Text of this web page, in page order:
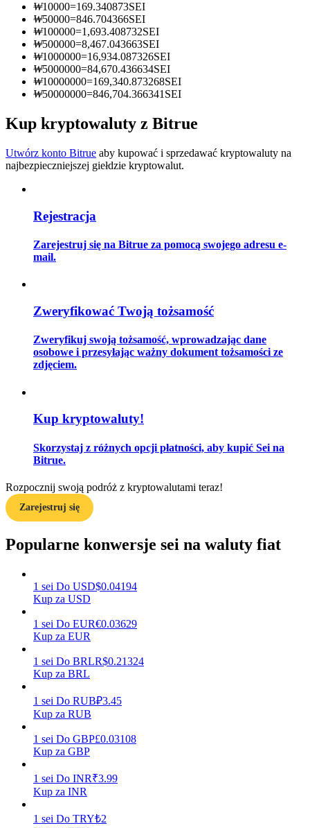
Informacja
Analiza Big Data, w tym informacje handlowe itp.
Przewodnik dla początkujących dotyczący kontraktów futures
Strategie handlowe
Dowiedz się, jak zachować rentowność
Zarabiać
Mocna Świnka
₩10000=169.340873SEI
₩50000=846.704366SEI
₩100000=1,693.408732SEI
₩500000=8,467.043663SEI
₩1000000=16,934.087326SEI
₩5000000=84,670.436634SEI
₩10000000=169,340.873268SEI
₩50000000=846,704.366341 SEI
Kup kryptowaluty z Bitrue
Utwórz konto Bitrue aby kupować i sprzedawać kryptowaluty na
najbezpieczniejszej giełdzie kryptowalut.
Rejestracja
Zarejestruj się na Bitrue za pomocą swojego adresu e-
mail.
Zweryfikować Twoją tożsamość
Zweryfikuj swoją tożsamość, wprowadzając dane
osobowe i przesyłając ważny dokument tożsamości ze
zdjęciem.
Kup kryptowaluty!
Skorzystaj z różnych opcji płatności, aby kupić Sei na
Bitrue.
Rozpocznij swoją podróż z kryptowalutami teraz!
Zarejestruj się
Popularne konwersje sei na waluty fiat
1 sei Do USD$0.04194
Kup za USD
1 sei Do EUR€0.03629
Kup za EUR
1 sei Do BRLR$0.21324
Kup za BRL
1 sei Do RUB₽3.45
Kup za RUB
1 sei Do GBP£0.03108
Kup za GBP
1 sei Do INR₹3.99
Kup za INR
1 sei Do TRY₺2